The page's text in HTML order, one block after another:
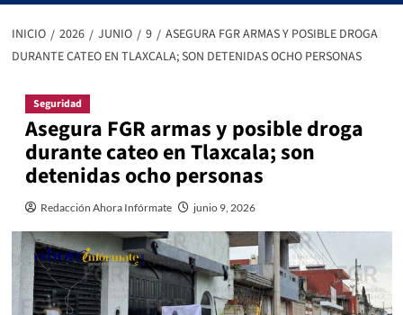
INICIO 2026 JUNIO 9
ASEGURA FGR ARMAS Y POSIBLE DROGA
DURANTE CATEO EN TLAXCALA; SON DETENIDAS OCHO PERSONAS
Seguridad
Asegura FGR armas y posible droga
durante cateo en Tlaxcala; son
detenidas ocho personas
Redacción Ahora Infórmate junio 9, 2026